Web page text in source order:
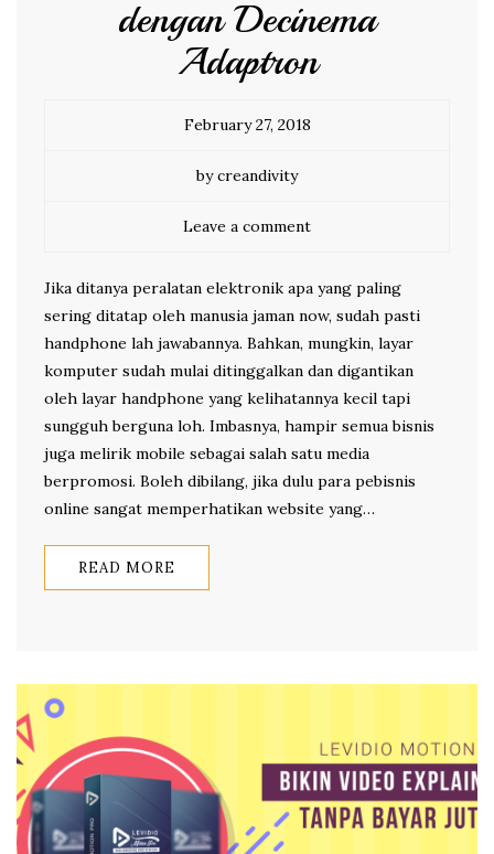
dengan Decinema
Adaptron
February 27, 2018
by creandivity
Leave a comment
Jika ditanya peralatan elektronik apa yang paling
sering ditatap oleh manusia jaman now, sudah pasti
handphone lah jawabannya. Bahkan, mungkin, layar
komputer sudah mulai ditinggalkan dan digantikan
oleh layar handphone yang kelihatannya kecil tapi
sungguh berguna loh. Imbasnya, hampir semua bisnis
juga melirik mobile sebagai salah satu media
berpromosi. Boleh dibilang, jika dulu para pebisnis
online sangat memperhatikan website yang…
READ MORE